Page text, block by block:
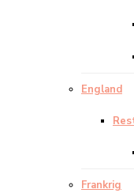
England
Frankrig